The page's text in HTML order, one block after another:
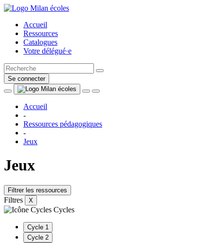
Accueil
Ressources
Catalogues
Votre délégué·e
Se connecter
Accueil
-
Ressources pédagogiques
-
Jeux
Jeux
Filtrer les ressources
Filtres X
Cycles
Cycle 1
Cycle 2